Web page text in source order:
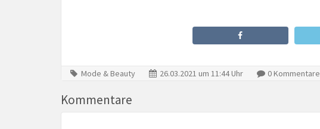
Mode & Beauty 26.03.2021 um 11:44 Uhr 0 Kommentare
Kommentare